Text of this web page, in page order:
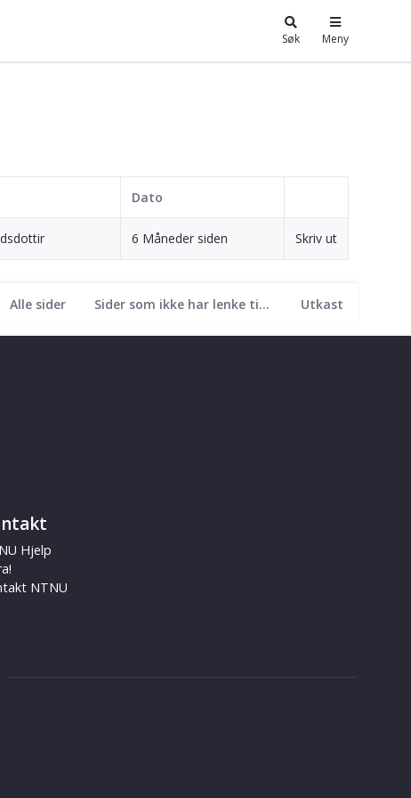
Søk Meny
Alle sider Sider som ikke har lenke til seg Utkast
Dato
6 Måneder siden Skriv ut
Hjelp
NTNU